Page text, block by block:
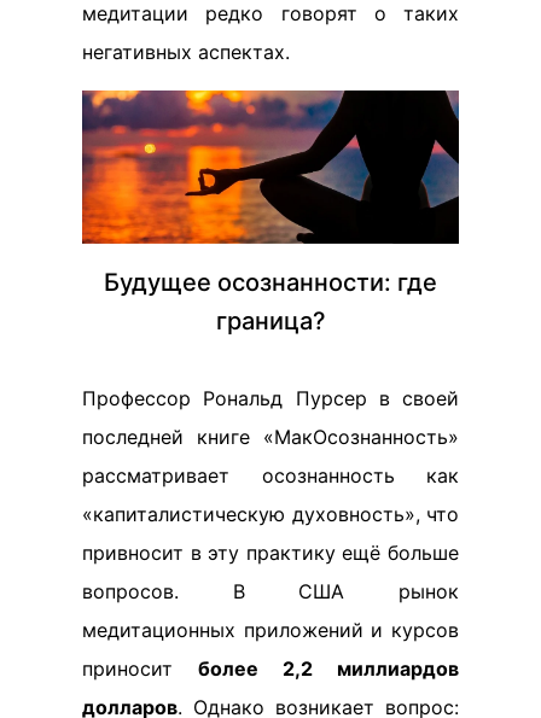
медитации редко говорят о таких
негативных аспектах.
Будущее осознанности: где
граница?
Профессор Рональд Пурсер в своей
последней книге «МакОсознанность»
рассматривает осознанность как
«капиталистическую духовность», что
привносит в эту практику ещё больше
вопросов. В США рынок
медитационных приложений и курсов
приносит более 2,2 миллиардов
долларов. Однако возникает вопрос: